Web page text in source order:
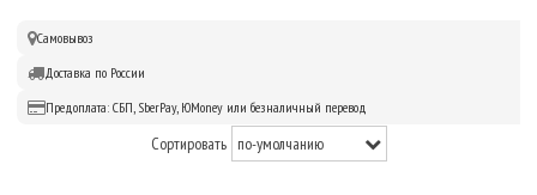
Самовывоз
Доставка по России
Предоплата: СБП, SberPay, ЮMoney или безналичный перевод
Сортировать